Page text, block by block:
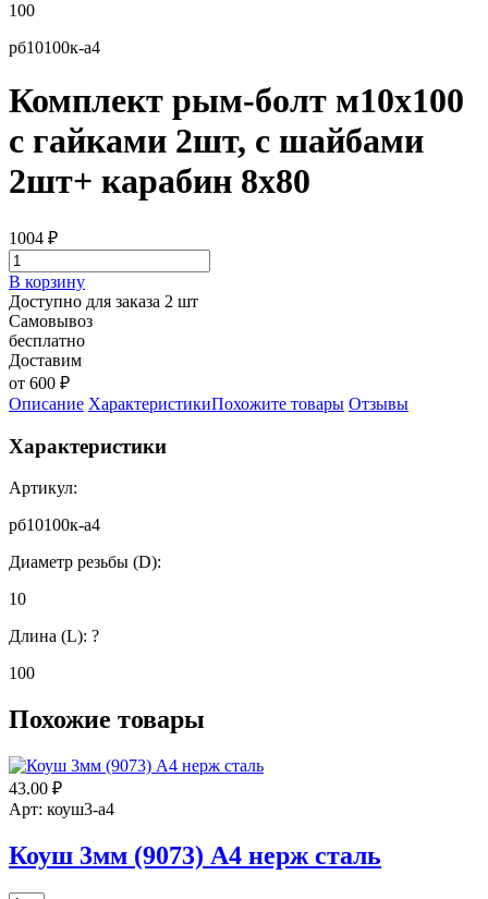
100
рб10100к-а4
Комплект рым-болт м10х100
с гайками 2шт, с шайбами
2шт+ карабин 8х80
1004 ₽
В корзину
Доступно для заказа 2 шт
Самовывоз
бесплатно
Доставим
от 600 ₽
Описание ХарактеристикиПохожите товары Отзывы
Характеристики
Артикул:
рб10100к-а4
Диаметр резьбы (D):
10
Длина (L): ?
100
Похожие товары
43.00 ₽
Арт: коуш3-а4
Коуш 3мм (9073) А4 нерж сталь